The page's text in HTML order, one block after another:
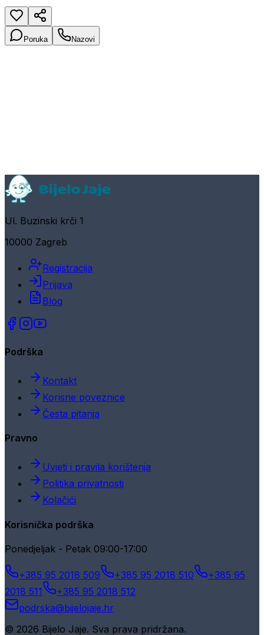
Poruka Nazovi
Ul. Buzinski krči 1
10000 Zagreb
Registracija
Prijava
Blog
Podrška
Kontakt
Korisne poveznice
Česta pitanja
Pravno
Uvjeti i pravila korištenja
Politika privatnosti
Kolačići
Korisnička podrška
Ponedjeljak - Petak 09:00-17:00
+385 95 2018 509 +385 95 2018 510
+385 95
2018 511
+385 95 2018 512
podrska@bijelojaje.hr
© 2026 Bijelo Jaje. Sva prava pridržana.